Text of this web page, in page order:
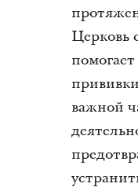
Церковь
важной